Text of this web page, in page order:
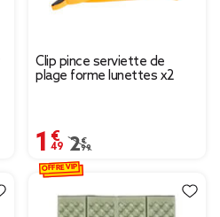
Clip pince serviette de
plage forme lunettes x2
1,49 €
Prix remisé de 2,99 €
2,99 €
OFFRE VIP